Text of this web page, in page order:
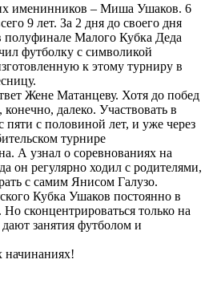
именинников – Миша Ушаков. 6
9 лет. За 2 дня до своего дня
Малого Кубка Деда
футболку с символикой
к этому турниру в
Жене Матанцеву. Хотя до побед
далеко. Участвовать в
пяти с половиной лет, и уже через
турнире
А узнал о соревнованиях на
он регулярно ходил с родителями,
с самим Янисом Галузо.
Кубка Ушаков постоянно в
сконцентрироваться только на
занятия футболом и
начинаниях!